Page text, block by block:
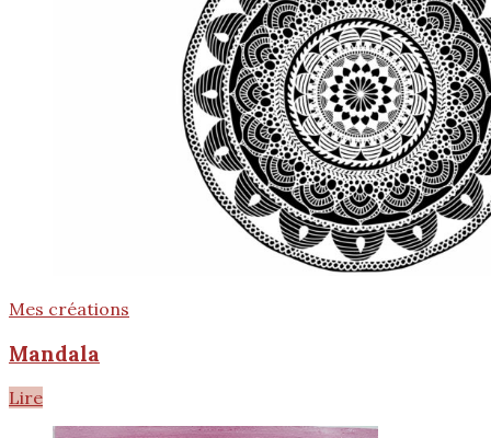
Mes créations
Mandala
Lire